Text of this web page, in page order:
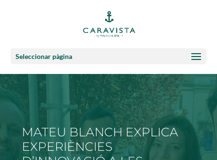
Seleccionar pàgina
MATEU BLANCH EXPLICA
EXPERIÈNCIES